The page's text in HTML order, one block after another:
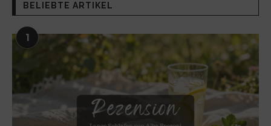
BELIEBTE ARTIKEL
1